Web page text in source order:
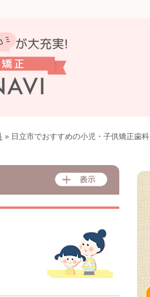
» 日立市でおすすめの小児・子供矯正歯科